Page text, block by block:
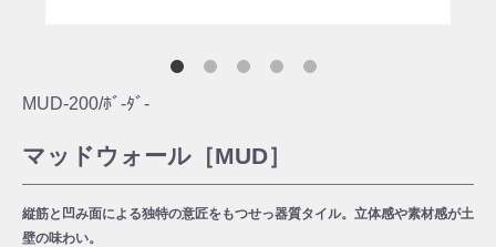
MUD-200/ﾎﾞ-ﾀﾞ-
マッドウォール［MUD］
縦筋と凹み面による独特の意匠をもつせっ器質タイル。立体感や素材感が土
壁の味わい。